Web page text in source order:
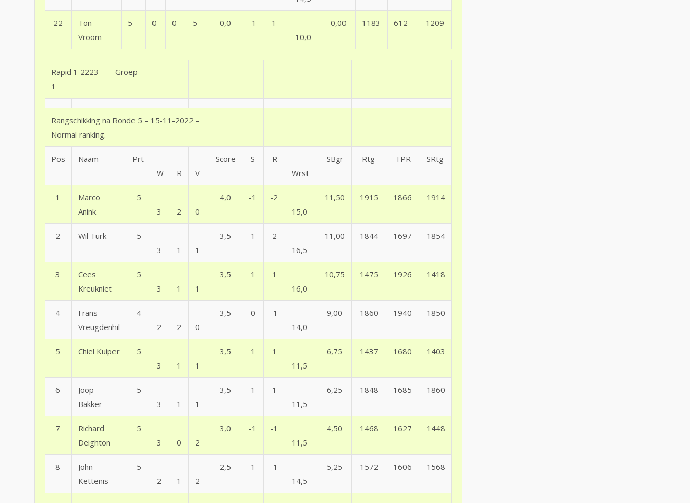
22
Ton
Vroom
5 0 0 5 0,0 -1
1
10,0
0,00 1183 612 1209
Rapid 1 2223 – – Groep
1
Rangschikking na Ronde 5 – 15-11-2022 –
Normal ranking.
Pos Naam
Prt
W
R V
Score S
R
Wrst
SBgr Rtg TPR SRtg
1
Marco
Anink
5
3
2 0
4,0 -1
-2
15,0
11,50 1915 1866 1914
2 Wil Turk
5
3
1 1
3,5 1
2
16,5
11,00 1844 1697 1854
3
Cees
Kreukniet
5
3
1 1
3,5 1
1
16,0
10,75 1475 1926 1418
4
Frans
Vreugdenhil
4
2
2 0
3,5 0
-1
14,0
9,00 1860 1940 1850
5 Chiel Kuiper
5
3
1 1
3,5 1
1
11,5
6,75 1437 1680 1403
6
Joop
Bakker
5
3
1 1
3,5 1
1
11,5
6,25 1848 1685 1860
7
Richard
Deighton
5
3
0 2
3,0 -1
-1
11,5
4,50 1468 1627 1448
8
John
Kettenis
5
2
1 2
2,5 1
-1
14,5
5,25 1572 1606 1568